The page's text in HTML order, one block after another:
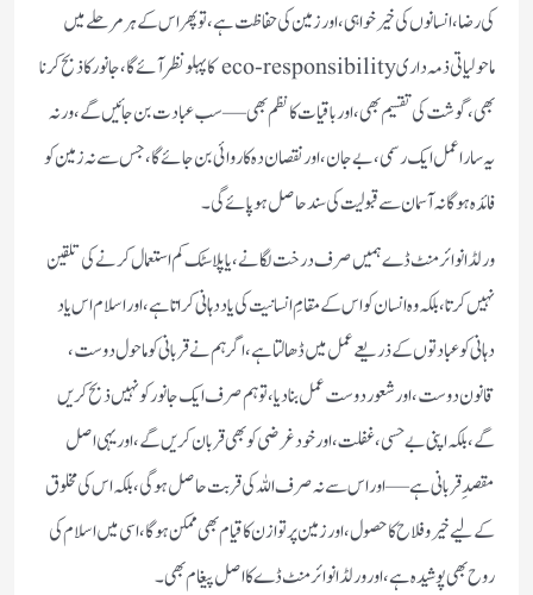
کی رضا، انسانوں کی خیر خواہی، اور زمین کی حفاظت ہے، تو پھر اس کے ہر مرحلے میں
ماحولیاتی ذمہ داری eco-responsibility کا پہلو نظر آئے گا، جانور کا ذبح کرنا
بھی، گوشت کی تقسیم بھی، اور باقیات کا نظم بھی—سب عبادت بن جائیں گے، ورنہ
یہ سارا عمل ایک رسمی، بے جان، اور نقصان دہ کاروائی بن جائے گا، جس سے نہ زمین کو
فائدہ ہوگا نہ آسمان سے قبولیت کی سند حاصل ہوپائے گی۔
ورلڈ انوائرمنٹ ڈے ہمیں صرف درخت لگانے، یا پلاسٹک کم استعمال کرنے کی تلقین
نہیں کرتا، بلکہ وہ انسان کو اس کے مقامِ انسانیت کی یاد دہانی کراتا ہے، اور اسلام اس یاد
دہانی کو عبادتوں کے ذریعے عمل میں ڈھالتا ہے، اگر ہم نے قربانی کو ماحول دوست،
قانون دوست، اور شعور دوست عمل بنا دیا، تو ہم صرف ایک جانور کو نہیں ذبح کریں
گے، بلکہ اپنی بے حسی، غفلت، اور خودغرضی کو بھی قربان کریں گے، اور یہی اصل
مقصدِ قربانی ہے—اور اس سے نہ صرف اللہ کی قربت حاصل ہوگی، بلکہ اس کی مخلوق
کے لیے خیر وفلاح کا حصول، اور زمین پر توازن کا قیام بھی ممکن ہوگا، اسی میں اسلام کی
روح بھی پوشیدہ ہے، اور ورلڈ انوائرمنٹ ڈے کا اصل پیغام بھی۔